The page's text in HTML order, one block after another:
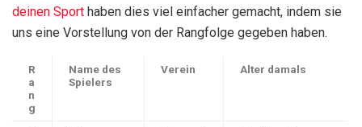
deinen Sport haben dies viel einfacher gemacht, indem sie
uns eine Vorstellung von der Rangfolge gegeben haben.
R
a
n
g
Name des
Spielers
Verein Alter damals